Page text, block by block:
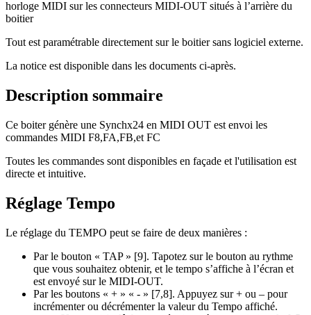
horloge MIDI sur les connecteurs MIDI-OUT situés à l’arrière du
boitier
Tout est paramétrable directement sur le boitier sans logiciel externe.
La notice est disponible dans les documents ci-après.
Description sommaire
Ce boiter génère une Synchx24 en MIDI OUT est envoi les
commandes MIDI F8,FA,FB,et FC
Toutes les commandes sont disponibles en façade et l'utilisation est
directe et intuitive.
Réglage Tempo
Le réglage du TEMPO peut se faire de deux manières :
Par le bouton « TAP » [9]. Tapotez sur le bouton au rythme
que vous souhaitez obtenir, et le tempo s’affiche à l’écran et
est envoyé sur le MIDI-OUT.
Par les boutons « + » « - » [7,8]. Appuyez sur + ou – pour
incrémenter ou décrémenter la valeur du Tempo affiché.